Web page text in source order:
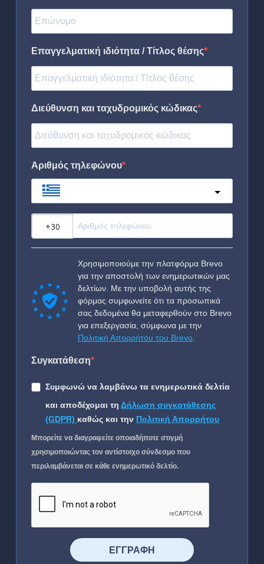
Επαγγελματική ιδιότητα / Τίτλος θέσης
Διεύθυνση και ταχυδρομικός κώδικας
Αριθμός τηλεφώνου
Χρησιμοποιούμε την πλατφόρμα Brevo
για την αποστολή των ενημερωτικών μας
δελτίων. Με την υποβολή αυτής της
φόρμας συμφωνείτε ότι τα προσωπικά
σας δεδομένα θα μεταφερθούν στο Brevo
για επεξεργασία, σύμφωνα με την
Πολιτική Απορρήτου του Brevo
Συγκατάθεση
Συμφωνώ να λαμβάνω τα ενημερωτικά δελτία
και αποδέχομαι τη Δήλωση συγκατάθεσης
(GDPR) καθώς και την Πολιτική Απορρήτου
Μπορείτε να διαγραφείτε οποιαδήποτε στιγμή
χρησιμοποιώντας τον αντίστοιχο σύνδεσμο που
περιλαμβάνεται σε κάθε ενημερωτικό δελτίο.
⠀⠀⠀⠀ΕΓΓΡΑΦΗ⠀⠀⠀⠀